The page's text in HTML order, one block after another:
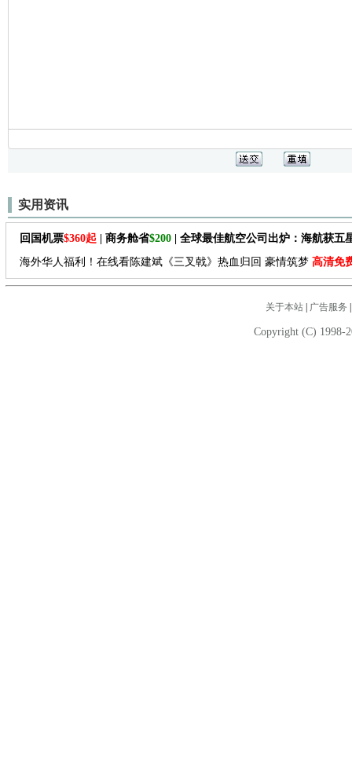
实用资讯
回国机票$360起 | 商务舱省$200 | 全球最佳航空公司出炉：海航获五
海外华人福利！在线看陈建斌《三叉戟》热血归回 豪情筑梦 高清免
关于本站| 广告服务
Copyright (C) 1998-